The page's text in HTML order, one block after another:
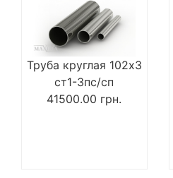
Труба круглая 102х3
ст1-3пс/сп
41500.00 грн.